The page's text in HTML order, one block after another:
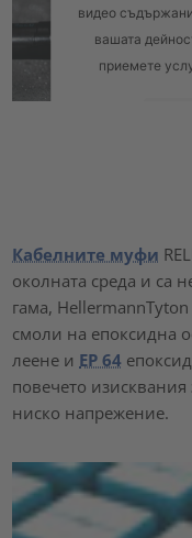
видео
вашата
приемете
Кабелните муфи
околната среда и са
гама,
смоли на епоксидна
леене и EP 64
повечето
ниско напрежение.